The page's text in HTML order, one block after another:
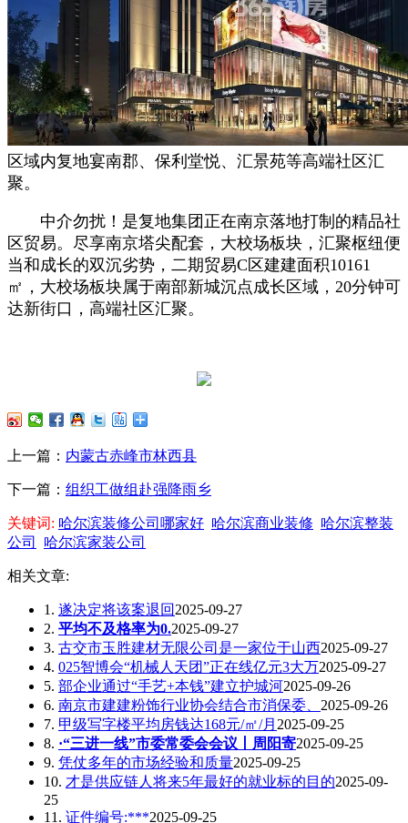
区域内复地宴南郡、保利堂悦、汇景苑等高端社区汇
聚。
中介勿扰！是复地集团正在南京落地打制的精品社
区贸易。尽享南京塔尖配套，大校场板块，汇聚枢纽便
当和成长的双沉劣势，二期贸易C区建建面积10161
㎡，大校场板块属于南部新城沉点成长区域，20分钟可
达新街口，高端社区汇聚。
上一篇： 内蒙古赤峰市林西县
下一篇： 组织工做组赴强降雨乡
关键词: 哈尔滨装修公司哪家好 哈尔滨商业装修 哈尔滨整装
公司
哈尔滨家装公司
相关文章:
1. 遂决定将该案退回 2025-09-27
2. 平均不及格率为0.2025-09-27
3. 古交市玉胜建材无限公司是一家位于山西2025-09-27
4. 025智博会“机械人天团”正在线亿元3大万2025-09-27
5. 部企业通过“手艺+本钱”建立护城河2025-09-26
6. 南京市建建粉饰行业协会结合市消保委、 2025-09-26
7. 甲级写字楼平均房钱达168元/㎡/月 2025-09-25
8. ·“三进一线”市委常委会会议丨周阳寄2025-09-25
9. 凭仗多年的市场经验和质量2025-09-25
10. 才是供应链人将来5年最好的就业标的目的2025-09-
25
11. 证件编号:***2025-09-25